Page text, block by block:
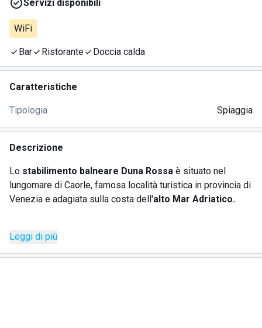
Servizi disponibili
WiFi
Bar Ristorante Doccia calda
Caratteristiche
Tipologia Spiaggia
Descrizione
Lo stabilimento balneare Duna Rossa è situato nel
lungomare di Caorle, famosa località turistica in provincia di
Venezia e adagiata sulla costa dell'alto Mar Adriatico.
in particolar modo alle
La spiaggia attrezzata con servizio bagnino offre i
Leggi di più